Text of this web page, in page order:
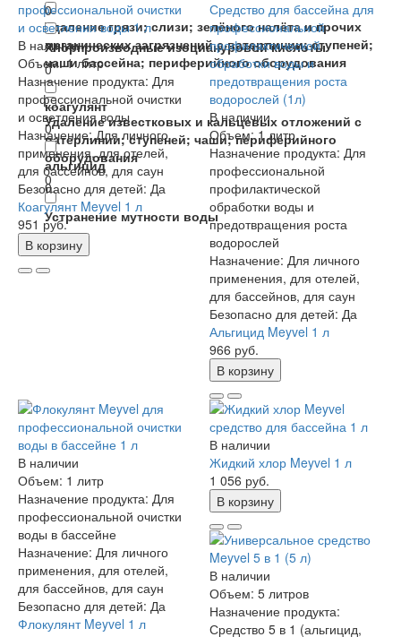
Удаление грязи; слизи; зелёного налёта и прочих
органических загрязнений с ватерлинии; ступеней;
чаши бассейна; периферийного оборудования
0
Удаление известковых и кальцевых отложений с
ватерлинии; ступеней; чаши; периферийного
оборудования
0
Устранение мутности воды
0
0
Хлорпроизводные изоциануровой кислоты
0
коагулянт
0
альгицид
0
В наличии
Объем:1 литр
Назначение продукта: Для
профессиональной очистки
и осветления воды
Назначение:Для личного
применения, для отелей,
для бассейнов, для саун
Безопасно для детей: Да
Коагулянт Meyvel 1 л
951 руб.
В корзину
В наличии
Объем:1 литр
Назначение продукта: Для
профессиональной
профилактической
обработки воды и
предотвращения роста
водорослей
Назначение: Для личного
применения, для отелей,
для бассейнов, для саун
Безопасно для детей: Да
Альгицид Meyvel 1 л
966 руб.
В корзину
В наличии
Объем: 1 литр
Назначение продукта: Для
профессиональной очистки
воды в бассейне
Назначение: Для личного
применения, для отелей,
для бассейнов, для саун
Безопасно для детей: Да
Флокулянт Meyvel 1 л
В наличии
Жидкий хлор Meyvel 1 л
1 056 руб.
В корзину
В наличии
Объем: 5 литров
Назначение продукта:
Средство 5 в 1 (альгицид,